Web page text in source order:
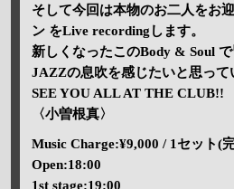
そして今回は本物のお二人をお
ン をLive recordingします。
新しくなったこのBody & Soul
JAZZの息吹を感じたいと思って
SEE YOU ALL AT THE CLUB!!
〈小曽根真〉
Music Charge:¥9,000 / 1セット(
Open:18:00
1st stage:19:00